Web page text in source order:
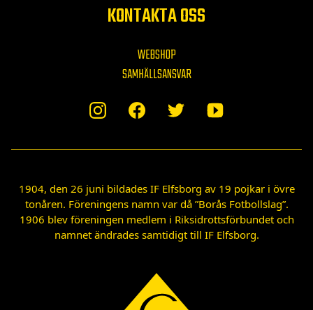
KONTAKTA OSS
WEBSHOP
SAMHÄLLSANSVAR
1904, den 26 juni bildades IF Elfsborg av 19 pojkar i övre
tonåren. Föreningens namn var då ”Borås Fotbollslag”.
1906 blev föreningen medlem i Riksidrottsförbundet och
namnet ändrades samtidigt till IF Elfsborg.